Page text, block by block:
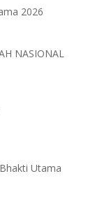
2026
NASIONAL
Utama